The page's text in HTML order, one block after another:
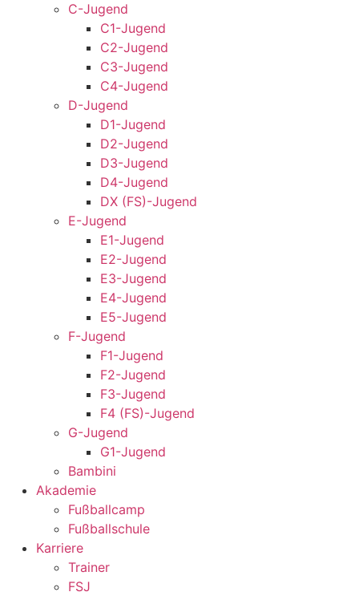
C-Jugend
C1-Jugend
C2-Jugend
C3-Jugend
C4-Jugend
D-Jugend
D1-Jugend
D2-Jugend
D3-Jugend
D4-Jugend
DX (FS)-Jugend
E-Jugend
E1-Jugend
E2-Jugend
E3-Jugend
E4-Jugend
E5-Jugend
F-Jugend
F1-Jugend
F2-Jugend
F3-Jugend
F4 (FS)-Jugend
G-Jugend
G1-Jugend
Bambini
Akademie
Fußballcamp
Fußballschule
Karriere
Trainer
FSJ